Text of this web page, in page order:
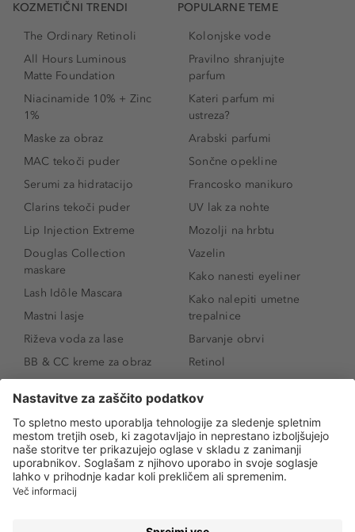
KOZMETIČNI TRENDI
The Ordinary Retinoli
All Hours Luminous
Matte Foundation
Niacinamide 10% + Zinc
1%
Maske za obraz
MAC tekoči puder
Serumi za hidratacijo
Clarins tekoči puder
Lip Injection Extreme
Douglas Collection
maskare
Lash Idôle Mascara
Mastni lasje
Riževa voda za lase
BB & CC kreme za obraz
SPF 30
Senčila za oči
Tekoči puder
Ličenje povešenih vek
Kako povečati oči
POPULARNE TEME
Kolonjske vode
Pravilno shranjujte
parfum
Kateri parfum mi
ustreza?
Arabski parfumi
Sončne opekline
Francosko manikuro
UV lak za nohte
Mozolji na hrbtu
Vazelin
Kako nanesti eyeliner
Kako nalepiti umetne
trepalnice
Barvanje obrvi
Retinol
Niacinamid
Rozacea
Salicilna kislina